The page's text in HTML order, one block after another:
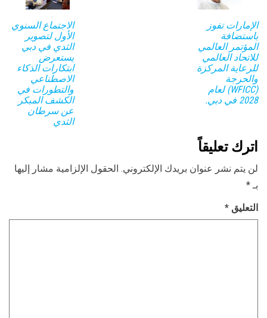
الاجتماع السنوي
الأول لتصوير
الثدي في دبي
يستعرض
ابتكارات الذكاء
الاصطناعي
والتطورات في
الكشف المبكر
عن سرطان
الثدي
الإمارات تفوز
باستضافة
المؤتمر العالمي
للاتحاد العالمي
للرعاية المركزة
والحرجة
(WFICC) لعام
2028 في دبي.
اترك تعليقاً
لن يتم نشر عنوان بريدك الإلكتروني. الحقول الإلزامية مشار إليها
بـ *
التعليق *